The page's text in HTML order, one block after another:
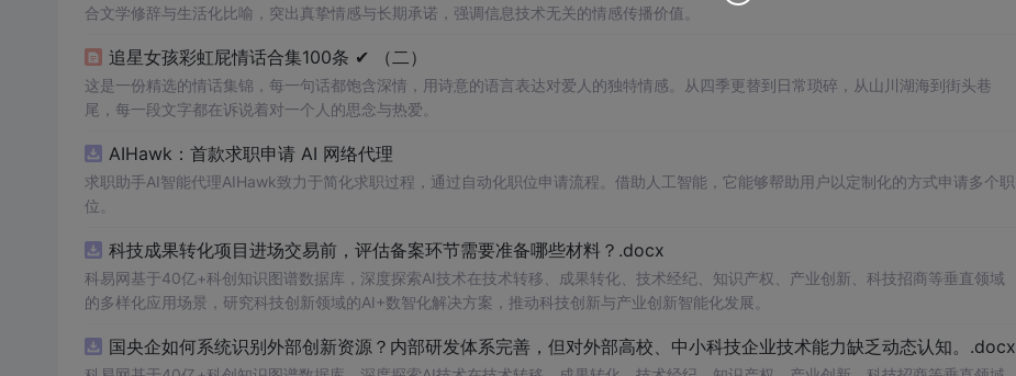
合文学修辞与生活化比喻，突出真挚情感与长期承诺，强调信息技术无关的情感传播价值。
追星女孩彩虹屁情话合集100条 ✔︎ （二）
这是一份精选的情话集锦，每一句话都饱含深情，用诗意的语言表达对爱人的独特情感。从四季更替到日常琐碎，从山川湖海到街头巷
尾，每一段文字都在诉说着对一个人的思念与热爱。
AIHawk：首款求职申请 AI 网络代理
求职助手AI智能代理AIHawk致力于简化求职过程，通过自动化职位申请流程。借助人工智能，它能够帮助用户以定制化的方式申请多个职
位。
科技成果转化项目进场交易前，评估备案环节需要准备哪些材料？.docx
科易网基于40亿+科创知识图谱数据库，深度探索AI技术在技术转移、成果转化、技术经纪、知识产权、产业创新、科技招商等垂直领域
的多样化应用场景，研究科技创新领域的AI+数智化解决方案，推动科技创新与产业创新智能化发展。
国央企如何系统识别外部创新资源？内部研发体系完善，但对外部高校、中小科技企业技术能力缺乏动态认知。.docx